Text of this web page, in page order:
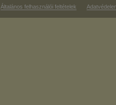
Általános felhasználói feltételek